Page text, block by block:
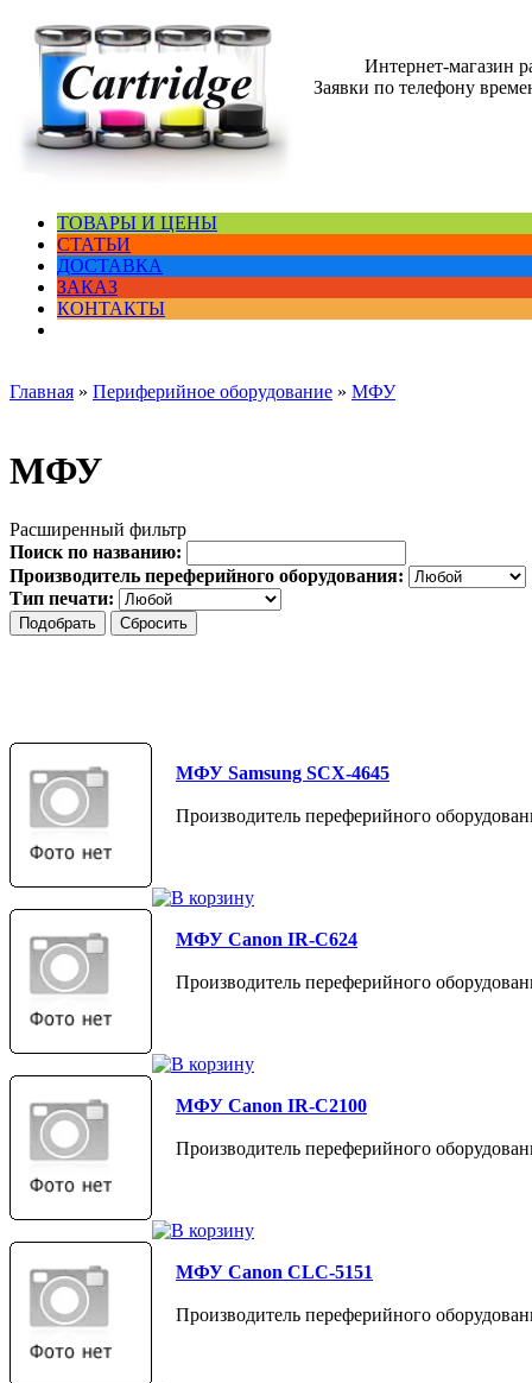
Интернет-магазин
Заявки по телефону
ТОВАРЫ И ЦЕНЫ
СТАТЬИ
ДОСТАВКА
ЗАКАЗ
КОНТАКТЫ
Главная » Периферийное оборудование » МФУ
МФУ
Расширенный фильтр
Поиск по названию:
Производитель переферийного оборудования:
Тип печати:
МФУ Samsung SCX-4645
Производитель переферийного
МФУ Canon IR-C624
Производитель переферийного
МФУ Canon IR-C2100
Производитель переферийного
МФУ Canon CLC-5151
Производитель переферийного